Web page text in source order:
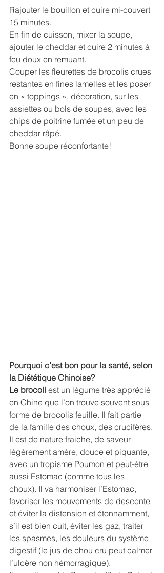
Rajouter le bouillon et cuire mi-couvert
15 minutes.
En fin de cuisson, mixer la soupe,
ajouter le cheddar et cuire 2 minutes à
feu doux en remuant.
Couper les fleurettes de brocolis crues
restantes en fines lamelles et les poser
en « toppings », décoration, sur les
assiettes ou bols de soupes, avec les
chips de poitrine fumée et un peu de
cheddar râpé.
Bonne soupe réconfortante!
Pourquoi c’est bon pour la santé, selon
la Diététique Chinoise?
Le brocoli est un légume très apprécié
en Chine que l’on trouve souvent sous
forme de brocolis feuille. Il fait partie
de la famille des choux, des crucifères.
Il est de nature fraiche, de saveur
légèrement amère, douce et piquante,
avec un tropisme Poumon et peut-être
aussi Estomac (comme tous les
choux). Il va harmoniser l’Estomac,
favoriser les mouvements de descente
et éviter la distension et étonnamment,
s’il est bien cuit, éviter les gaz, traiter
les spasmes, les douleurs du système
digestif (le jus de chou cru peut calmer
l’ulcère non hémorragique).